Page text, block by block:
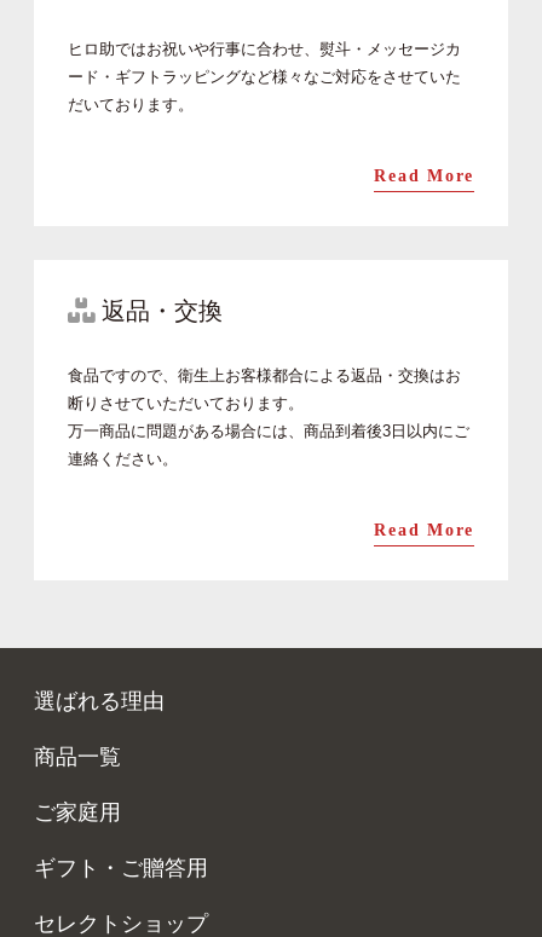
ヒロ助ではお祝いや行事に合わせ、熨斗・メッセージカ
ード・ギフトラッピングなど様々なご対応をさせていた
だいております。
Read More
返品・交換
食品ですので、衛生上お客様都合による返品・交換はお
断りさせていただいております。
万一商品に問題がある場合には、商品到着後3日以内にご
連絡ください。
Read More
選ばれる理由
商品一覧
ご家庭用
ギフト・ご贈答用
セレクトショップ